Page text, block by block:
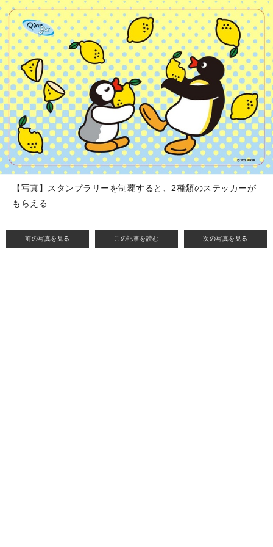
前の写真を見る この記事を読む 次の写真を見る
【写真】スタンプラリーを制覇すると、2種類のステッカーが
もらえる